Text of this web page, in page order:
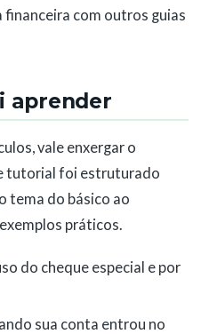
financeira com outros guias
aprender
vale enxergar o
tutorial foi estruturado
tema do básico ao
práticos.
do cheque especial e por
sua conta entrou no